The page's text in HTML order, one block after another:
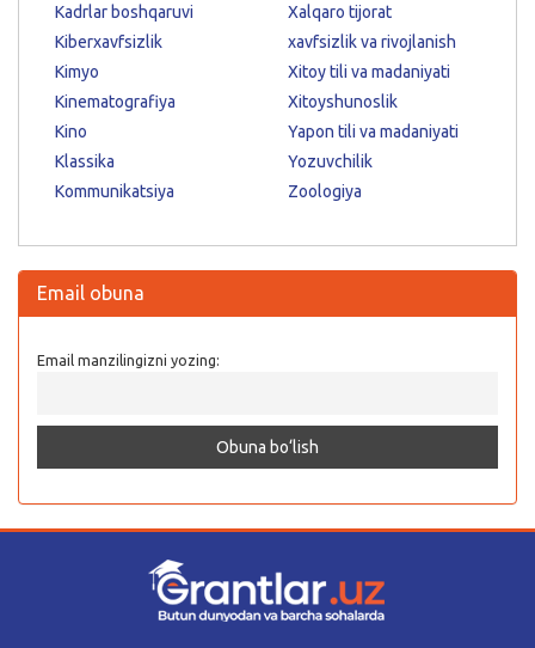
Kadrlar boshqaruvi
Kiberxavfsizlik
Kimyo
Kinematografiya
Kino
Klassika
Kommunikatsiya
Xalqaro tijorat
xavfsizlik va rivojlanish
Xitoy tili va madaniyati
Xitoyshunoslik
Yapon tili va madaniyati
Yozuvchilik
Zoologiya
Email obuna
Email manzilingizni yozing: